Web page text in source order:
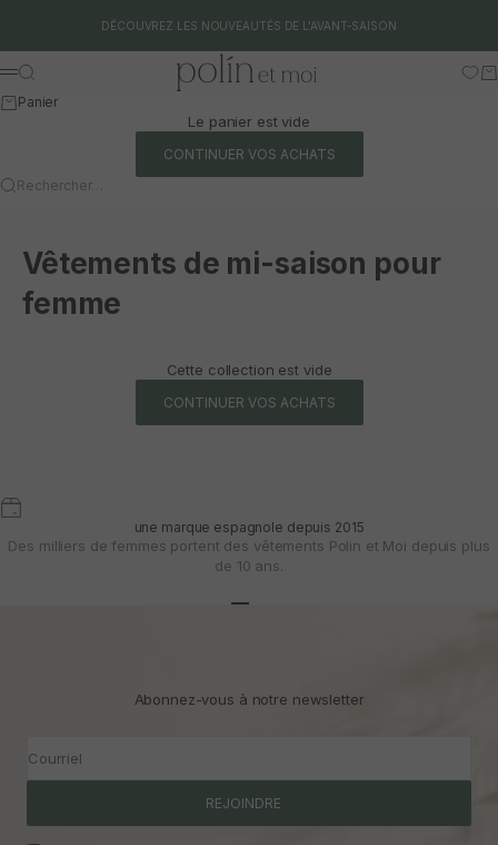
DÉCOUVREZ LES NOUVEAUTÉS DE L'AVANT-SAISON
Polín et moi
Menu
Rechercher
Panier
Le panier est vide
CONTINUER VOS ACHATS
Rechercher…
Vêtements de mi-saison pour
femme
Cette collection est vide
CONTINUER VOS ACHATS
une marque espagnole depuis 2015
Des milliers de femmes portent des vêtements Polin et Moi depuis plus
de 10 ans.
Abonnez-vous à notre newsletter
Courriel
REJOINDRE